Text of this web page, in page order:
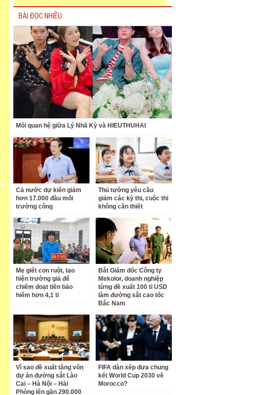
BÀI ĐỌC NHIỀU
Mối quan hệ giữa Lý Nhã Kỳ và HIEUTHUHAI
Cả nước dự kiến giảm
hơn 17.000 đầu mối
trường công
Thủ tướng yêu cầu
giảm các kỳ thi, cuộc thi
không cần thiết
Mẹ giết con ruột, tạo
hiện trường giả để
chiếm đoạt tiền bảo
hiểm hơn 4,1 tỉ
Bắt Giám đốc Công ty
Mekolor, doanh nghiệp
từng đề xuất 100 tỉ USD
làm đường sắt cao tốc
Bắc Nam
Vì sao đề xuất tăng vốn
dự án đường sắt Lào
Cai – Hà Nội – Hải
Phòng lên gần 290.000
FIFA dàn xếp đưa chung
kết World Cup 2030 về
Morocco?